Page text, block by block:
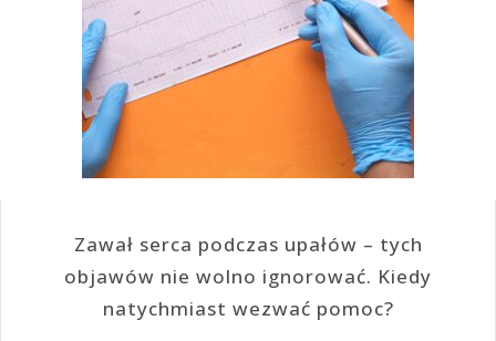
Zawał serca podczas upałów – tych
objawów nie wolno ignorować. Kiedy
natychmiast wezwać pomoc?